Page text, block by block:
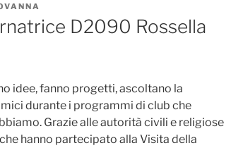
D2090 Rossella
idee, fanno progetti, ascoltano la
durante i programmi di club che
Grazie alle autorità civili e religiose
hanno partecipato alla Visita della